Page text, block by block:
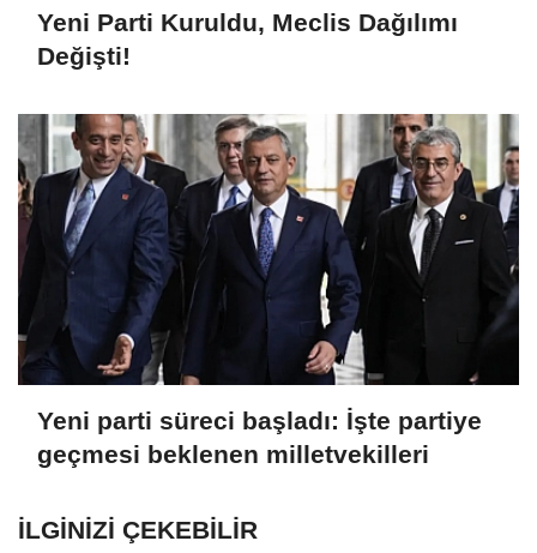
Yeni Parti Kuruldu, Meclis Dağılımı
Değişti!
Yeni parti süreci başladı: İşte partiye
geçmesi beklenen milletvekilleri
İLGINIZI ÇEKEBILIR